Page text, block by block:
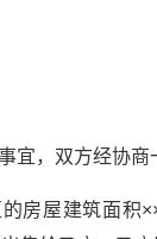
宜，双方经协商
的房屋建筑